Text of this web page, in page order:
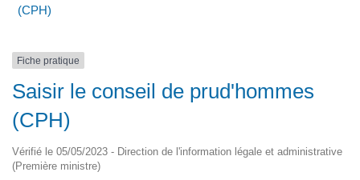
(CPH)
Fiche pratique
Saisir le conseil de prud'hommes
(CPH)
Vérifié le 05/05/2023 - Direction de l'information légale et administrative
(Première ministre)